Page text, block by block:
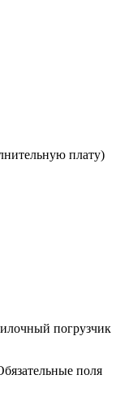
плату)
погрузчик
поля